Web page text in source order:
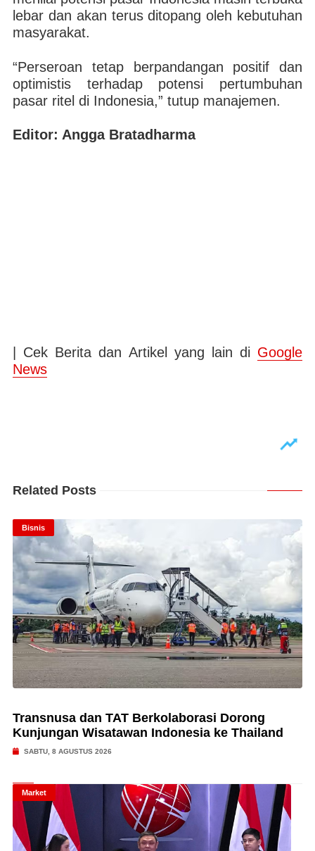
lebar dan akan terus ditopang oleh kebutuhan
masyarakat.
“Perseroan tetap berpandangan positif dan
optimistis terhadap potensi pertumbuhan
pasar ritel di Indonesia,” tutup manajemen.
Editor: Angga Bratadharma
| Cek Berita dan Artikel yang lain di Google
News
Related Posts
Bisnis
Transnusa dan TAT Berkolaborasi Dorong
Kunjungan Wisatawan Indonesia ke Thailand
SABTU, 8 AGUSTUS 2026
Market